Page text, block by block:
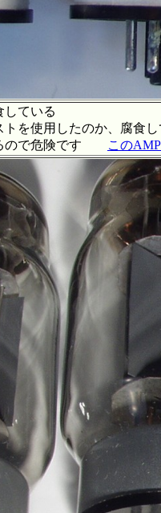
ている
したのか、腐食して
で危険です
この